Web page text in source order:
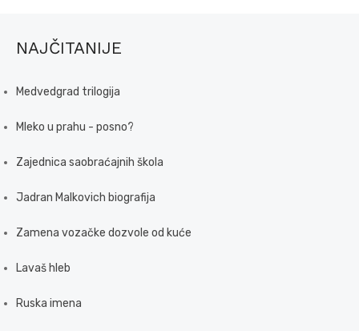
NAJČITANIJE
Medvedgrad trilogija
Mleko u prahu - posno?
Zajednica saobraćajnih škola
Jadran Malkovich biografija
Zamena vozačke dozvole od kuće
Lavaš hleb
Ruska imena